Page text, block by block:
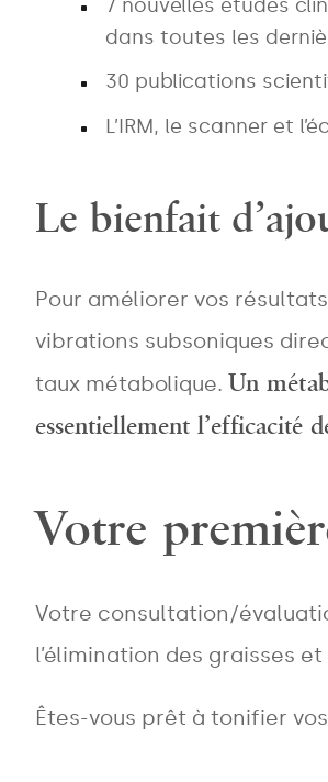
7 nouvelles études
dans toutes les
30 publications
L’IRM, le scanner et
Le bienfait
Pour améliorer vos
vibrations subsoniques
taux métabolique. Un
essentiellement l’efficacité
Votre
Votre consultation/
l’élimination des graisses
Êtes-vous prêt à tonifier